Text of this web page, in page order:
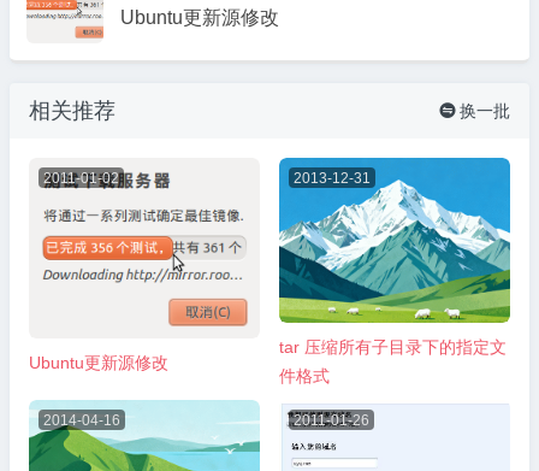
Ubuntu更新源修改
相关推荐  换一批
2011-01-02
Ubuntu更新源修改
2013-12-31
tar 压缩所有子目录下的指定文
件格式
2014-04-16 2011-01-26